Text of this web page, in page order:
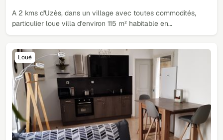
A 2 kms d'Uzès, dans un village avec toutes commodités,
particulier loue villa d'environ 115 m² habitable en…
Loué